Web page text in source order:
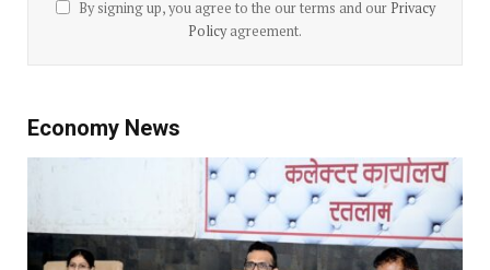
By signing up, you agree to the our terms and our Privacy
Policyagreement.
Economy News